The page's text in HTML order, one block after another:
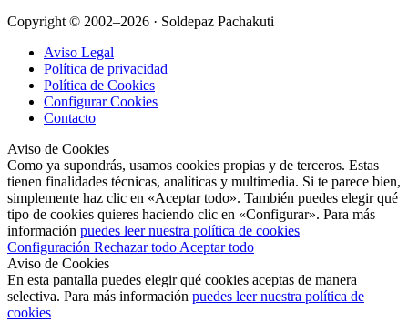
Copyright © 2002–2026 · Soldepaz Pachakuti
Aviso Legal
Política de privacidad
Política de Cookies
Configurar Cookies
Contacto
Aviso de Cookies
Como ya supondrás, usamos cookies propias y de terceros. Estas
tienen finalidades técnicas, analíticas y multimedia. Si te parece bien,
simplemente haz clic en «Aceptar todo». También puedes elegir qué
tipo de cookies quieres haciendo clic en «Configurar». Para más
información puedes leer nuestra política de cookies
Configuración Rechazar todo Aceptar todo
Aviso de Cookies
En esta pantalla puedes elegir qué cookies aceptas de manera
selectiva. Para más información puedes leer nuestra política de
cookies